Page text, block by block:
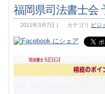
福岡県司法書士会
2011年3月7日 | カテゴリ ビジ
Video